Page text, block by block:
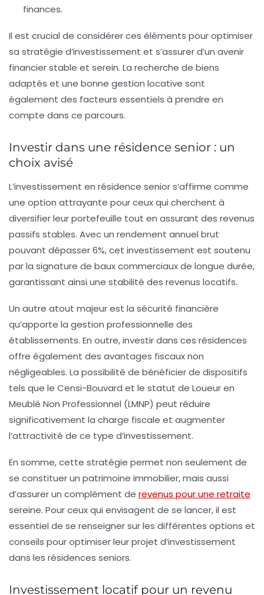
finances.
Il est crucial de considérer ces éléments pour optimiser
sa stratégie d’investissement et s’assurer d’un avenir
financier stable et serein. La recherche de biens
adaptés et une bonne gestion locative sont
également des facteurs essentiels à prendre en
compte dans ce parcours.
Investir dans une résidence senior : un
choix avisé
L’investissement en résidence seniors’affirme comme
une option attrayante pour ceux qui cherchent à
diversifier leur portefeuille tout en assurant des revenus
passifs stables. Avec un rendement annuel brut
pouvant dépasser6%, cet investissement est soutenu
par la signature de baux commerciauxde longue durée,
garantissant ainsi une stabilité des revenus locatifs.
Un autre atout majeur est la sécurité financière
qu’apporte la gestion professionnelle des
établissements. En outre, investir dans ces résidences
offre également des avantages fiscauxnon
négligeables. La possibilité de bénéficier de dispositifs
tels que le Censi-Bouvard et le statut de Loueur en
Meublé Non Professionnel (LMNP) peut réduire
significativement la charge fiscale et augmenter
l’attractivité de ce type d’investissement.
En somme, cette stratégie permet non seulement de
se constituer un patrimoine immobilier, mais aussi
d’assurer un complément de revenus pour une retraite
sereine. Pour ceux qui envisagent de se lancer, il est
essentiel de se renseigner sur les différentes options et
conseils pour optimiser leur projet d’investissement
dans les résidences seniors.
Investissement locatif pour un revenu